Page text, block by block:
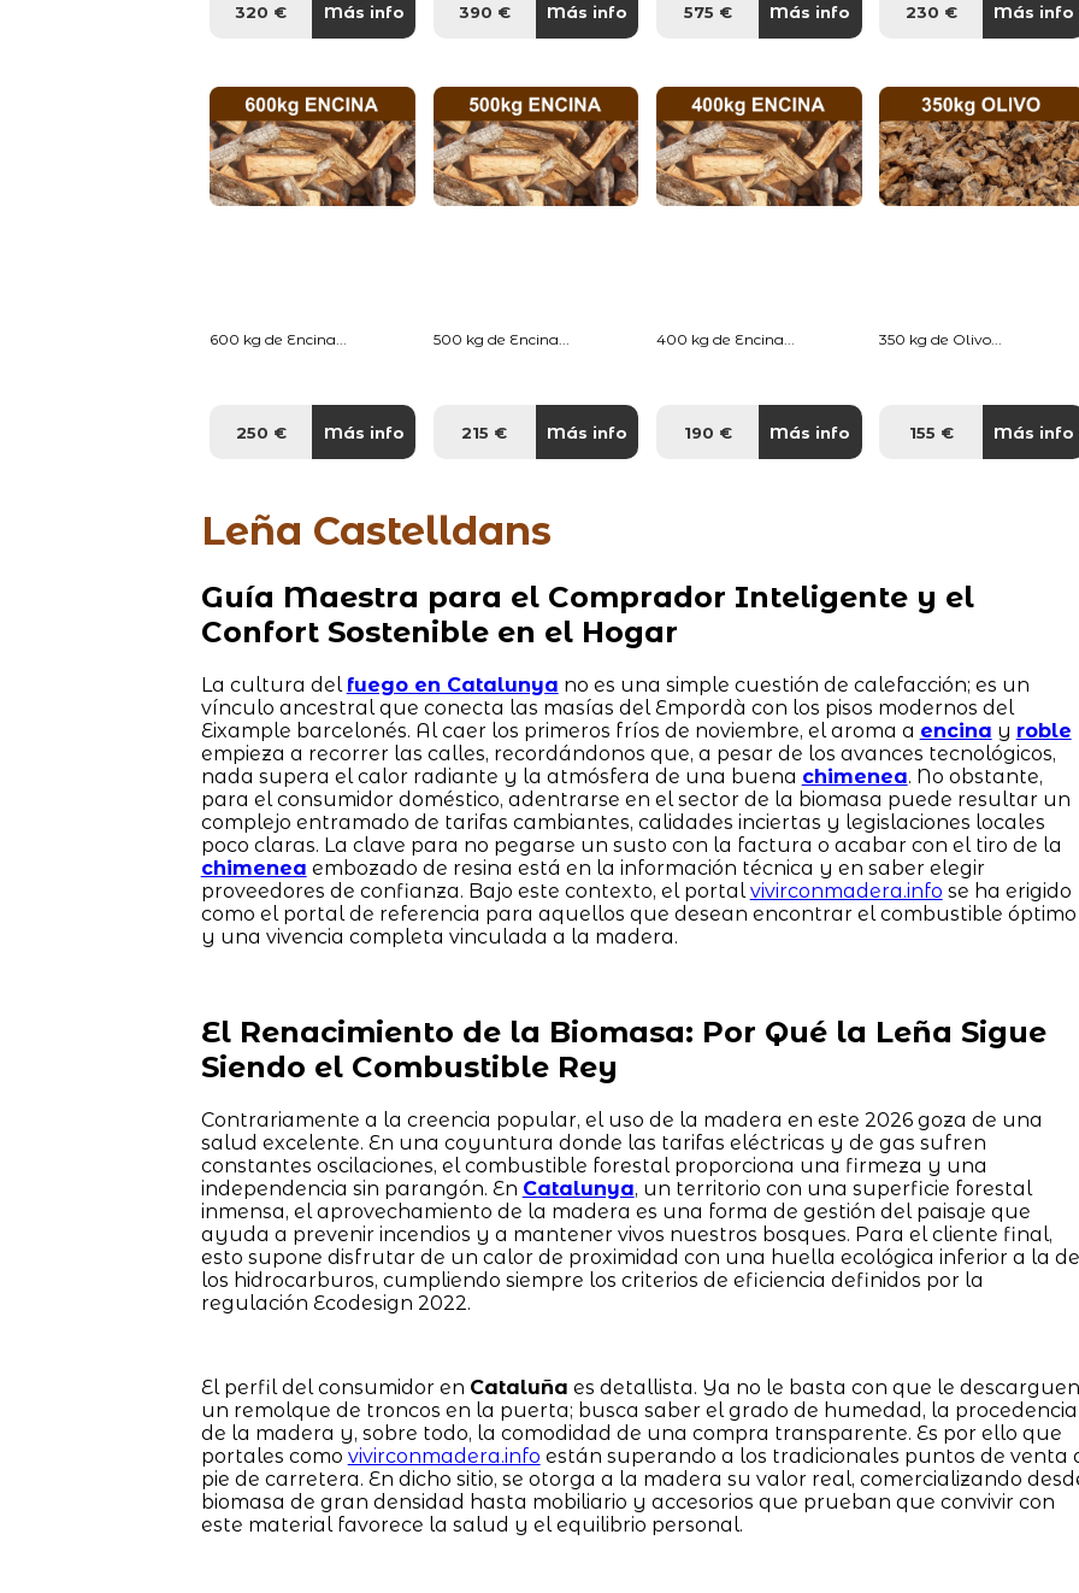
320 € Más info 390 € Más info 575 € Más info 230 € Más info
600 kg de Encina...
250 € Más info
500 kg de Encina...
215 € Más info
400 kg de Encina...
190 € Más info
350 kg de Olivo...
155 € Más info
Leña Castelldans
Guía Maestra para el Comprador Inteligente y el
Confort Sostenible en el Hogar
La cultura del fuego en Catalunya no es una simple cuestión de calefacción; es un
vínculo ancestral que conecta las masías del Empordà con los pisos modernos del
Eixample barcelonés. Al caer los primeros fríos de noviembre, el aroma a encina y roble
empieza a recorrer las calles, recordándonos que, a pesar de los avances tecnológicos,
nada supera el calor radiante y la atmósfera de una buena chimenea. No obstante,
para el consumidor doméstico, adentrarse en el sector de la biomasa puede resultar un
complejo entramado de tarifas cambiantes, calidades inciertas y legislaciones locales
poco claras. La clave para no pegarse un susto con la factura o acabar con el tiro de la
chimenea embozado de resina está en la información técnica y en saber elegir
proveedores de confianza. Bajo este contexto, el portalvivirconmadera.info se ha erigido
como el portal de referencia para aquellos que desean encontrar el combustible óptimo
y una vivencia completa vinculada a la madera.
El Renacimiento de la Biomasa: Por Qué la Leña Sigue
Siendo el Combustible Rey
Contrariamente a la creencia popular, el uso de la madera en este 2026 goza de una
salud excelente. En una coyuntura donde las tarifas eléctricas y de gas sufren
constantes oscilaciones, el combustible forestal proporciona una firmeza y una
independencia sin parangón. En Catalunya, un territorio con una superficie forestal
inmensa, el aprovechamiento de la madera es una forma de gestión del paisaje que
ayuda a prevenir incendios y a mantener vivos nuestros bosques. Para el cliente final,
esto supone disfrutar de un calor de proximidad con una huella ecológica inferior a la de
los hidrocarburos, cumpliendo siempre los criterios de eficiencia definidos por la
regulación Ecodesign 2022.
El perfil del consumidor en Cataluña es detallista. Ya no le basta con que le descarguen
un remolque de troncos en la puerta; busca saber el grado de humedad, la procedencia
de la madera y, sobre todo, la comodidad de una compra transparente. Es por ello que
portales como vivirconmadera.info están superando a los tradicionales puntos de venta
pie de carretera. En dicho sitio, se otorga a la madera su valor real, comercializando
biomasa de gran densidad hasta mobiliario y accesorios que prueban que convivir con
este material favorece la salud y el equilibrio personal.